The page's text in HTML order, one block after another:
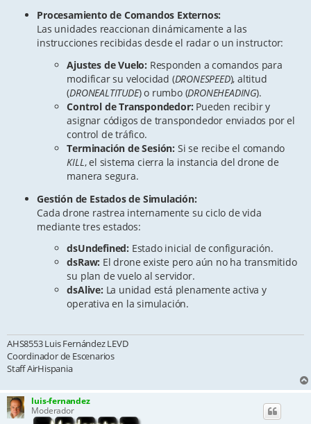
Procesamiento de Comandos Externos:
Las unidades reaccionan dinámicamente a las
instrucciones recibidas desde el radar o un instructor:
Ajustes de Vuelo: Responden a comandos para
modificar su velocidad (DRONESPEED), altitud
(DRONEALTITUDE) o rumbo (DRONEHEADING).
Control de Transpondedor: Pueden recibir y
asignar códigos de transpondedor enviados por el
control de tráfico.
Terminación de Sesión: Si se recibe el comando
KILL , el sistema cierra la instancia del drone de
manera segura.
Gestión de Estados de Simulación:
Cada drone rastrea internamente su ciclo de vida
mediante tres estados:
dsUndefined: Estado inicial de configuración.
dsRaw: El drone existe pero aún no ha transmitido
su plan de vuelo al servidor.
dsAlive: La unidad está plenamente activa y
operativa en la simulación.
AHS8553 Luis Fernández LEVD
Coordinador de Escenarios
Staff AirHispania
luis-fernandez
Moderador